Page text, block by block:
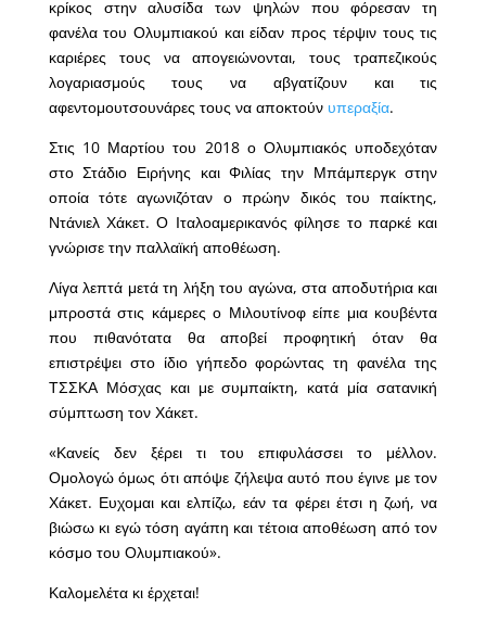
κρίκος στην αλυσίδα των ψηλών που φόρεσαν τη
φανέλα του Ολυμπιακού και είδαν προς τέρψιν τους τις
καριέρες τους να απογειώνονται, τους τραπεζικούς
λογαριασμούς τους να αβγατίζουν και τις
αφεντομουτσουνάρες τους να αποκτούν υπεραξία.
Στις 10 Μαρτίου του 2018 ο Ολυμπιακός υποδεχόταν
στο Στάδιο Ειρήνης και Φιλίας την Μπάμπεργκ στην
οποία τότε αγωνιζόταν ο πρώην δικός του παίκτης,
Ντάνιελ Χάκετ. Ο Ιταλοαμερικανός φίλησε το παρκέ και
γνώρισε την παλλαϊκή αποθέωση.
Λίγα λεπτά μετά τη λήξη του αγώνα, στα αποδυτήρια και
μπροστά στις κάμερες ο Μιλουτίνοφ είπε μια κουβέντα
που πιθανότατα θα αποβεί προφητική όταν θα
επιστρέψει στο ίδιο γήπεδο φορώντας τη φανέλα της
ΤΣΣΚΑ Μόσχας και με συμπαίκτη, κατά μία σατανική
σύμπτωση τον Χάκετ.
«Κανείς δεν ξέρει τι του επιφυλάσσει το μέλλον.
Ομολογώ όμως ότι απόψε ζήλεψα αυτό που έγινε με τον
Χάκετ. Ευχομαι και ελπίζω, εάν τα φέρει έτσι η ζωή, να
βιώσω κι εγώ τόση αγάπη και τέτοια αποθέωση από τον
κόσμο του Ολυμπιακού».
Καλομελέτα κι έρχεται!